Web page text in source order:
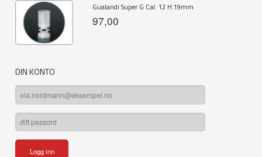
Gualandi Super G Cal. 12 H.19mm
97,00
DIN KONTO